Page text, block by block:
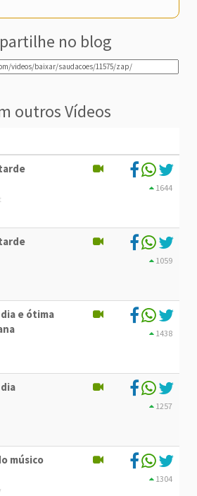
no blog
outros Vídeos
1644
1059
dia e ótima
1438
1257
músico
1304